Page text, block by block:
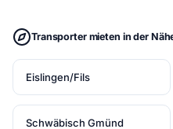
Transporter mieten in der
Eislingen/Fils
Schwäbisch Gmünd